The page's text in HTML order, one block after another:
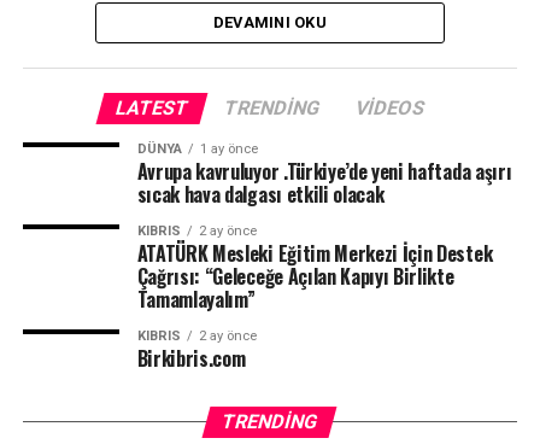
DEVAMINI OKU
LATEST TRENDING VIDEOS
DÜNYA 1 ay önce
Avrupa kavruluyor .Türkiye’de yeni haftada aşırı
sıcak hava dalgası etkili olacak
KIBRIS 2 ay önce
ATATÜRK Mesleki Eğitim Merkezi İçin Destek
Çağrısı: “Geleceğe Açılan Kapıyı Birlikte
Tamamlayalım”
KIBRIS 2 ay önce
Birkibris.com
TRENDING